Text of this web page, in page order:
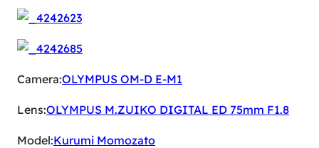
Camera:OLYMPUS OM-D E-M1
Lens:OLYMPUS M.ZUIKO DIGITAL ED 75mm F1.8
Model:Kurumi Momozato